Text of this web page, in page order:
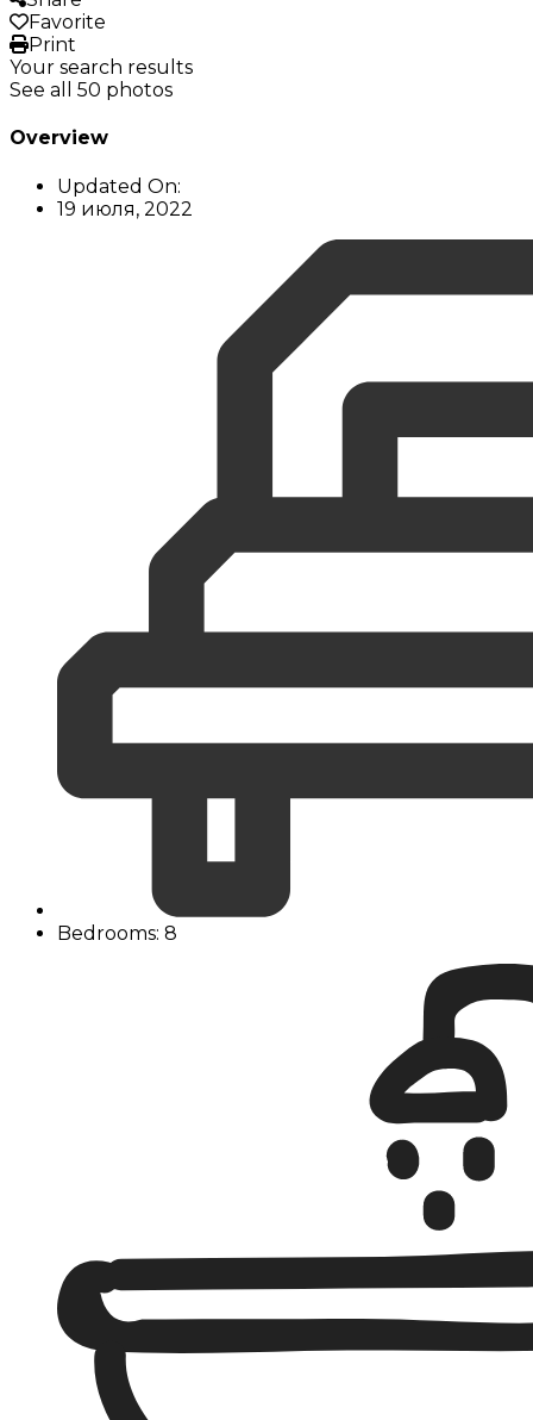
Favorite
Print
Your search results
See all 50 photos
Overview
Updated On:
19 июля, 2022
Bedrooms: 8